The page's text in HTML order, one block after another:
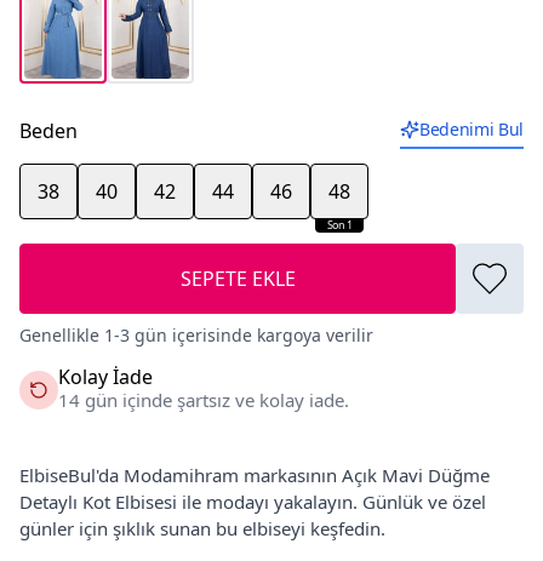
Beden Bedenimi Bul
38 40 42 44 46
Son 1
48
SEPETE EKLE
Genellikle 1-3 gün içerisinde kargoya verilir
Kolay İade
14 gün içinde şartsız ve kolay iade.
ElbiseBul'da Modamihram markasının Açık Mavi Düğme
Detaylı Kot Elbisesi ile modayı yakalayın. Günlük ve özel
günler için şıklık sunan bu elbiseyi keşfedin.